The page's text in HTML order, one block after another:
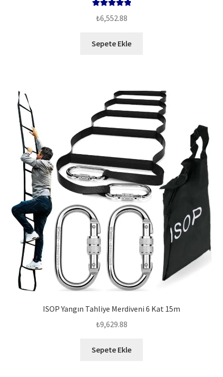
5.00
₺6,552.88
Sepete Ekle
ISOP Yangın Tahliye Merdiveni 6 Kat 15m
₺9,629.88
Sepete Ekle